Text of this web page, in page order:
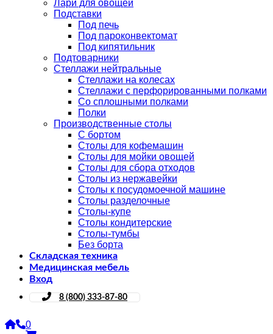
Лари для овощей
Подставки
Под печь
Под пароконвектомат
Под кипятильник
Подтоварники
Стеллажи нейтральные
Стеллажи на колесах
Стеллажи с перфорированными полками
Со сплошными полками
Полки
Производственные столы
С бортом
Столы для кофемашин
Столы для мойки овощей
Столы для сбора отходов
Столы из нержавейки
Столы к посудомоечной машине
Столы разделочные
Столы-купе
Столы кондитерские
Столы-тумбы
Без борта
Складская техника
Медицинская мебель
Вход
8 (800) 333-87-80
0